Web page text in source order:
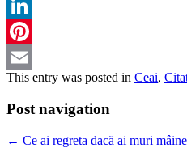
Twitter
LinkedIn
Pinterest
Email
This entry was posted in Ceai,
Post navigation
← Ce ai regreta dacă ai muri